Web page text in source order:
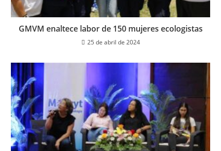
GMVM enaltece labor de 150 mujeres ecologistas
25 de abril de 2024